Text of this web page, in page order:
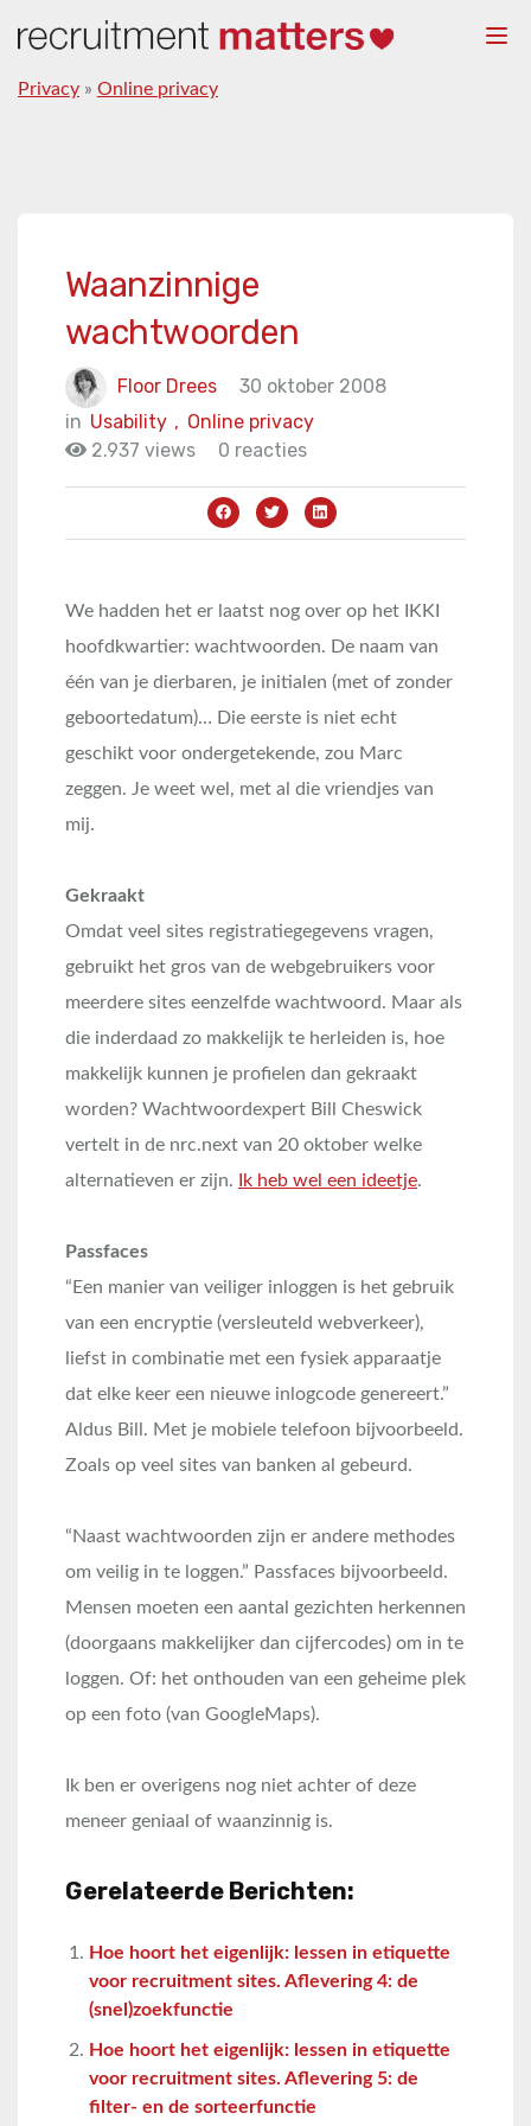
Privacy » Online privacy
Waanzinnige
wachtwoorden
Floor Drees
30 oktober 2008
in
Online privacy
Usability ,
2.937 views
0 reacties
We hadden het er laatst nog over op het IKKI
hoofdkwartier: wachtwoorden. De naam van
één van je dierbaren, je initialen (met of zonder
geboortedatum)… Die eerste is niet echt
geschikt voor ondergetekende, zou Marc
zeggen. Je weet wel, met al die vriendjes van
mij.
Gekraakt
Omdat veel sites registratiegegevens vragen,
gebruikt het gros van de webgebruikers voor
meerdere sites eenzelfde wachtwoord. Maar als
die inderdaad zo makkelijk te herleiden is, hoe
makkelijk kunnen je profielen dan gekraakt
worden? Wachtwoordexpert Bill Cheswick
vertelt in de nrc.next van 20 oktober welke
alternatieven er zijn.
Ik heb wel een ideetje.
Passfaces
“Een manier van veiliger inloggen is het gebruik
van een encryptie (versleuteld webverkeer),
liefst in combinatie met een fysiek apparaatje
dat elke keer een nieuwe inlogcode genereert.”
Aldus Bill. Met je mobiele telefoon bijvoorbeeld.
Zoals op veel sites van banken al gebeurd.
“Naast wachtwoorden zijn er andere methodes
om veilig in te loggen.” Passfaces bijvoorbeeld.
Mensen moeten een aantal gezichten herkennen
(doorgaans makkelijker dan cijfercodes) om in te
loggen. Of: het onthouden van een geheime plek
op een foto (van GoogleMaps).
Ik ben er overigens nog niet achter of deze
meneer geniaal of waanzinnig is.
Gerelateerde Berichten:
Hoe hoort het eigenlijk: lessen in etiquette
voor recruitment sites. Aflevering 4: de
(snel)zoekfunctie
Hoe hoort het eigenlijk: lessen in etiquette
voor recruitment sites. Aflevering 5: de
filter- en de sorteerfunctie